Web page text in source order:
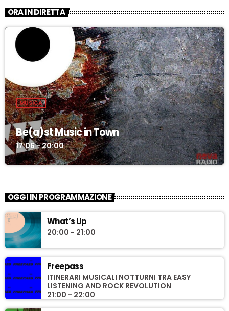
ORA IN DIRETTA
MUSICA
Be(a)st Music in Town
17:06 - 20:00
OGGI IN PROGRAMMAZIONE
What’s Up
20:00 - 21:00
Freepass
ITINERARI MUSICALI NOTTURNI TRA EASY
LISTENING AND ROCK REVOLUTION
21:00 - 22:00